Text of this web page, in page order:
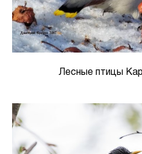
Лесные птицы